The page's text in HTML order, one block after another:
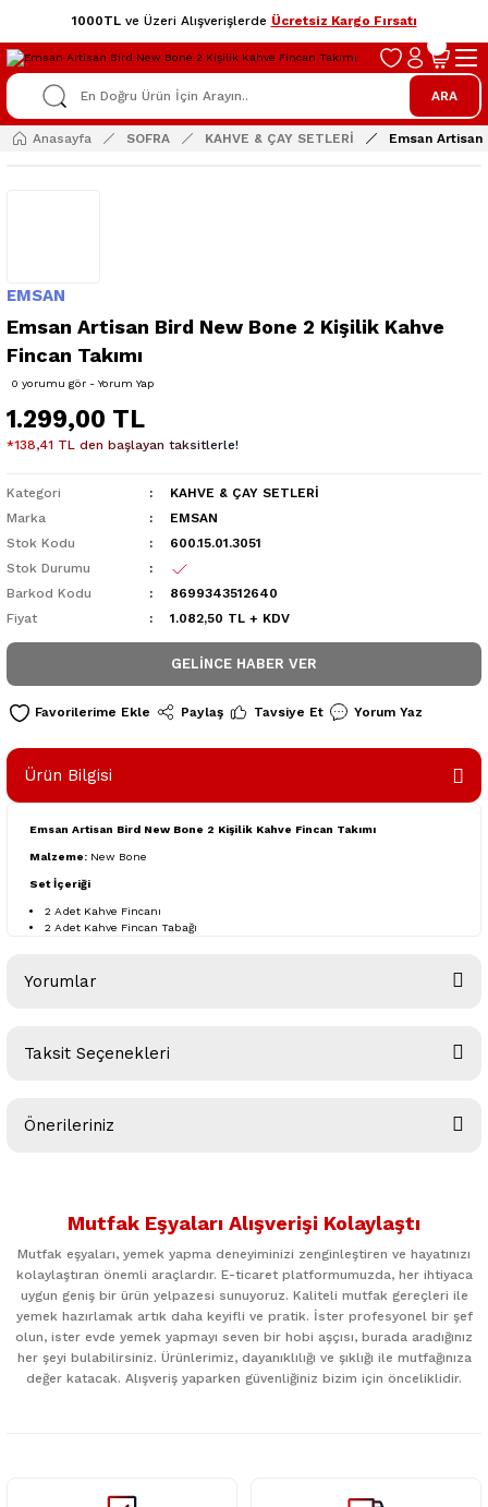
1000TLve Üzeri Alışverişlerde Ücretsiz Kargo Fırsatı
ARA
Anasayfa SOFRA KAHVE & ÇAY SETLERİ Emsan Artisan
EMSAN
Emsan Artisan Bird New Bone 2 Kişilik Kahve
Fincan Takımı
0 yorumu gör - Yorum Yap
1.299,00 TL
*138,41 TL den başlayan taksitlerle!
Kategori
KAHVE & ÇAY SETLERİ
Marka
EMSAN
Stok Kodu
600.15.01.3051
Stok Durumu
Barkod Kodu
8699343512640
Fiyat
1.082,50 TL + KDV
GELINCE HABER VER
Paylaş Tavsiye Et Yorum Yaz
Ürün Bilgisi
Emsan Artisan Bird New Bone 2 Kişilik Kahve Fincan Takımı
Malzeme: New Bone
Set İçeriği
2 Adet Kahve Fincanı
2 Adet Kahve Fincan Tabağı
Yorumlar
Taksit Seçenekleri
Önerileriniz
kullanarak tarafımıza iletebilirsiniz.
Ürün resmi kalitesiz, bozuk veya görüntülenemiyor.
Ürün bilgilerinde hatalar bulunuyor.
Ürün fiyatı diğer sitelerden daha pahalı.
Mutfak Eşyaları Alışverişi Kolaylaştı
Mutfak eşyaları, yemek yapma deneyiminizi zenginleştiren ve hayatınızı
kolaylaştıran önemli araçlardır. E-ticaret platformumuzda, her ihtiyaca
uygun geniş bir ürün yelpazesi sunuyoruz. Kaliteli mutfak gereçleri ile
yemek hazırlamak artık daha keyifli ve pratik. İster profesyonel bir şef
olun, ister evde yemek yapmayı seven bir hobi aşçısı, burada aradığınız
her şeyi bulabilirsiniz. Ürünlerimiz, dayanıklılığı ve şıklığı ile mutfağınıza
değer katacak. Alışveriş yaparken güvenliğiniz bizim için önceliklidir.